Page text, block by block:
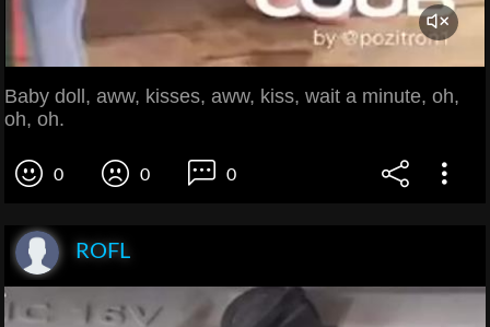
Baby doll, aww, kisses, aww, kiss, wait a minute, oh,
oh, oh.
0 0 0
ROFL